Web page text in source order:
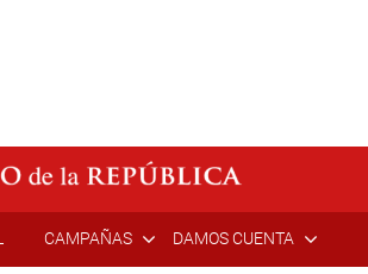
CAMPAÑAS DAMOS CUENTA